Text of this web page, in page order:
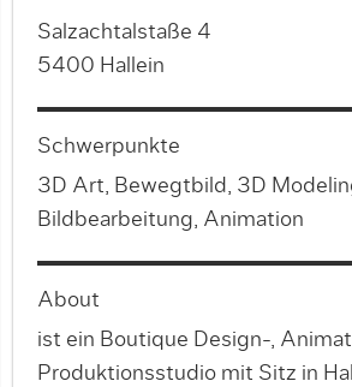
Salzachtalstaße 4
5400 Hallein
Schwerpunkte
3D Art, Bewegtbild, 3D
Bildbearbeitung, Animation
About
ist ein Boutique Design-,
Produktionsstudio mit Sitz in